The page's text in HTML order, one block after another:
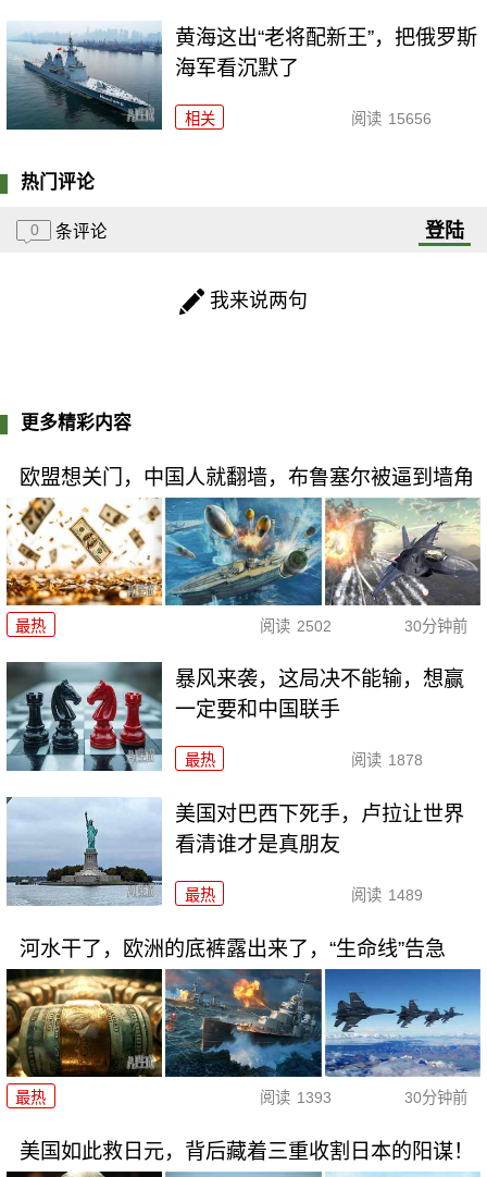
黄海这出“老将配新王”，把俄罗斯
海军看沉默了
相关 阅读 15656
热门评论
0 条评论 登陆
我来说两句
更多精彩内容
欧盟想关门，中国人就翻墙，布鲁塞尔被逼到墙角
最热 阅读 2502 30分钟前
暴风来袭，这局决不能输，想赢
一定要和中国联手
最热 阅读 1878
美国对巴西下死手，卢拉让世界
看清谁才是真朋友
最热 阅读 1489
河水干了，欧洲的底裤露出来了，“生命线”告急
最热 阅读 1393 30分钟前
美国如此救日元，背后藏着三重收割日本的阳谋！